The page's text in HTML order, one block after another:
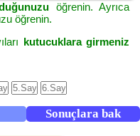
öğrenin. Ayrıca
öğrenin.
kutucuklara girmeniz